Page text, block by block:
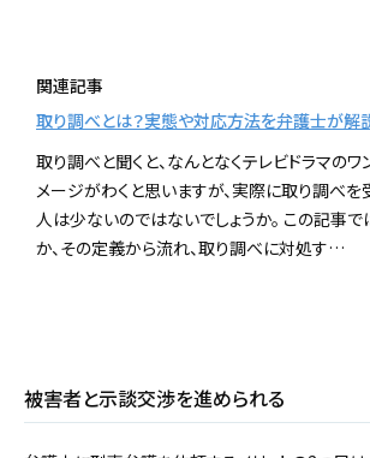
関連記事
取り調べとは？実態や対応方法を弁護士が解
取り調べと聞くと、なんとなくテレビドラマのワ
メージがわくと思いますが、実際に取り調べを
人は少ないのではないでしょうか。 この記事で
か、その定義から流れ、取り調べに対処す…
被害者と示談交渉を進められる